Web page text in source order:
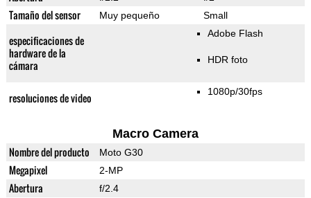
Tamaño del sensor Muy pequeño Small
especificaciones de
hardware de la
cámara
Adobe Flash
HDR foto
resoluciones de video 1080p/30fps
Macro Camera
Nombre del producto Moto G30
Megapixel 2-MP
Abertura f/2.4